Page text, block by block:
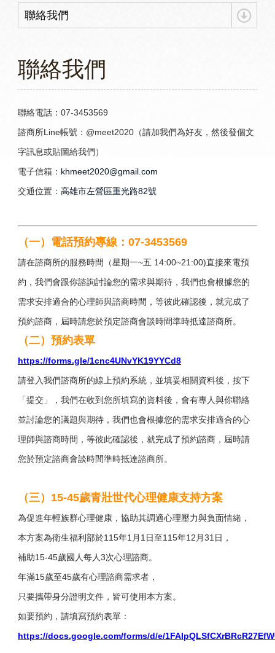
聯絡我們
聯絡我們
聯絡電話：07-3453569
諮商所Line帳號：@meet2020（請加我們為好友，然後發個文
字訊息或貼圖給我們）
電子信箱： khmeet2020@gmail.com
交通位置： 高雄市左營區重光路82號
（一）電話預約專線：07-3453569
請在諮商所的服務時間（星期一~五 14:00~21:00)直接來電預
約，我們會跟你諮詢討論您的需求與期待，我們也會根據您的
需求安排適合的心理師與諮商時間，等彼此確認後，就完成了
預約諮商，屆時請您於預定諮商會談時間準時抵達諮商所。
（二）預約表單
https://forms.gle/1cnc4UNvYK19YYCd8
請登入我們諮商所的線上預約系統，並填妥相關資料後，按下
「提交」，我們在收到您所填寫的資料後，會有專人與你聯絡
並討論您的議題與期待，我們也會根據您的需求安排適合的心
理師與諮商時間，等彼此確認後，就完成了預約諮商，屆時請
您於預定諮商會談時間準時抵達諮商所。
（三）15-45歲青壯世代心理健康支持方案
為促進年輕族群心理健康，協助其調適心理壓力與負面情緒，
本方案為衛生福利部於115年1月1日至115年12月31日，
補助15-45歲國人每人3次心理諮商。
年滿15歲至45歲有心理諮商需求者，
只要攜帶身分證明文件，皆可使用本方案。
如要預約，請填寫預約表單：
https://docs.google.com/forms/d/e/